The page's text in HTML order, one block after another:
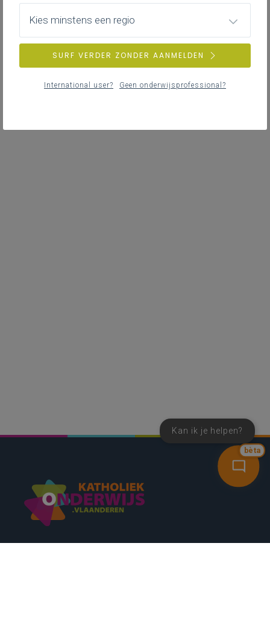
bèta
Kan ik je helpen?
Kies minstens een regio
SURF VERDER ZONDER AANMELDEN
International user? Geen onderwijsprofessional?